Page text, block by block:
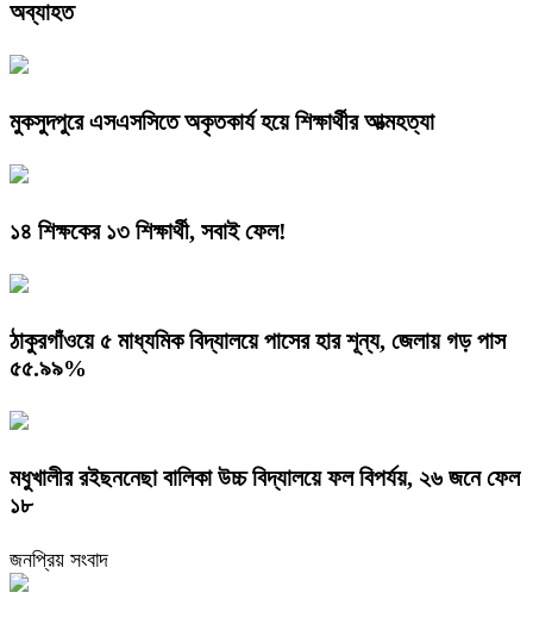
অব্যাহত
মুকসুদপুরে এসএসসিতে অকৃতকার্য হয়ে শিক্ষার্থীর আত্মহত্যা
১৪ শিক্ষকের ১৩ শিক্ষার্থী, সবাই ফেল!
ঠাকুরগাঁওয়ে ৫ মাধ্যমিক বিদ্যালয়ে পাসের হার শূন্য, জেলায় গড় পাস
৫৫.৯৯%
মধুখালীর রইছননেছা বালিকা উচ্চ বিদ্যালয়ে ফল বিপর্যয়, ২৬ জনে ফেল
১৮
জনপ্রিয় সংবাদ